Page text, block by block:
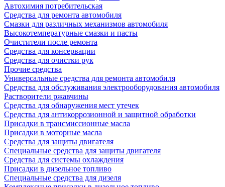
Автохимия потребительская
Средства для ремонта автомобиля
Смазки для различных механизмов автомобиля
Высокотемпературные смазки и пасты
Очистители после ремонта
Средства для консервации
Средства для очистки рук
Прочие средства
Универсальные средства для ремонта автомобиля
Средства для обслуживания электрооборудования автомобиля
Растворители ржавчины
Средства для обнаружения мест утечек
Средства для антикоррозионной и защитной обработки
Присадки в трансмиссионные масла
Присадки в моторные масла
Средства для защиты двигателя
Специальныe средства для защиты двигателя
Средства для системы охлаждения
Присадки в дизельное топливо
Спeциальные средства для дизеля